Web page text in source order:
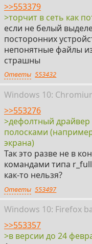
>>553379
>торчит в сеть как
если не белый
посторонних
непонятные файлы
страшны
Ответы 553432
Windows 10:
>>553276
>дефолтный драйвер
полосками
экрана)
Так это разве не в
командами типа
как-то нельзя?
Ответы 553497
Windows 10: Firefox
>>553357
>в версии до 24